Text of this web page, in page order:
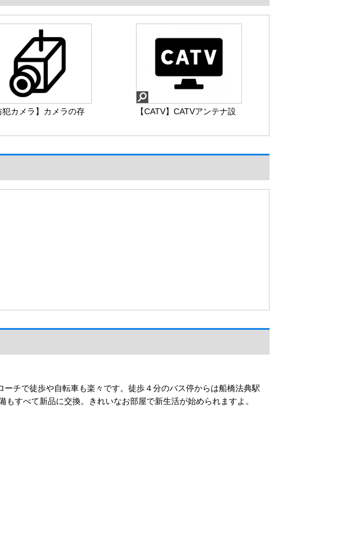
犯カメラ】
犯カメラ】カメラの存
ていることで不審者の
止効果があり安心で
【CATV】
【CATV】CATVアンテナ設
費用はお客様の負担となり
チで徒歩や自転車も楽々です。徒歩４分のバス停からは船橋法典駅
すべて新品に交換。きれいなお部屋で新生活が始められますよ。